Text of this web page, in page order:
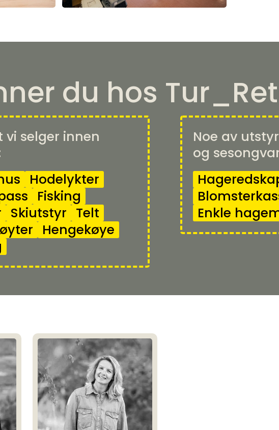
du hos
vi selger innen
Hodelykter
Fisking
Skiutstyr Telt
Hengekøye
Noe av
og
Enkle